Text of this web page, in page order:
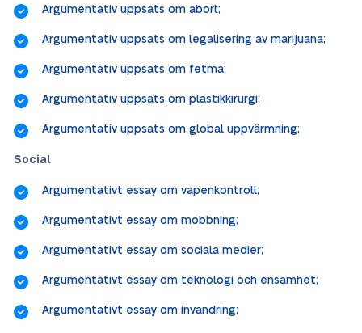
Argumentativ uppsats om abort;
Argumentativ uppsats om legalisering av marijuana;
Argumentativ uppsats om fetma;
Argumentativ uppsats om plastikkirurgi;
Argumentativ uppsats om global uppvärmning;
Social
Argumentativt essay om vapenkontroll;
Argumentativt essay om mobbning;
Argumentativt essay om sociala medier;
Argumentativt essay om teknologi och ensamhet;
Argumentativt essay om invandring;